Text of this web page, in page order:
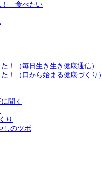
」食べたい
！（毎日生き生き健康通信）
！（口から始まる健康づくり）
聞く
り
しのツボ